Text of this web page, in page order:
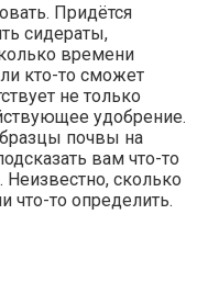
Придётся
сидераты,
времени
кто-то сможет
не только
удобрение.
почвы на
вам что-то
Неизвестно, сколько
что-то определить.